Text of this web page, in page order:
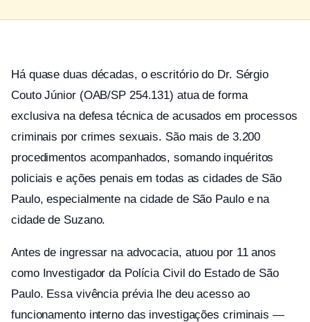
Há quase duas décadas, o escritório do Dr. Sérgio
Couto Júnior (OAB/SP 254.131) atua de forma
exclusiva na defesa técnica de acusados em processos
criminais por crimes sexuais. São mais de 3.200
procedimentos acompanhados, somando inquéritos
policiais e ações penais em todas as cidades de São
Paulo, especialmente na cidade de São Paulo e na
cidade de Suzano.
Antes de ingressar na advocacia, atuou por 11 anos
como Investigador da Polícia Civil do Estado de São
Paulo. Essa vivência prévia lhe deu acesso ao
funcionamento interno das investigações criminais —